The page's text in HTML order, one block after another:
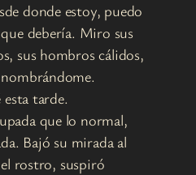
donde estoy, puedo
debería. Miro sus
sus hombros cálidos,
tarde.
que lo normal,
Bajó su mirada al
rostro, suspiró